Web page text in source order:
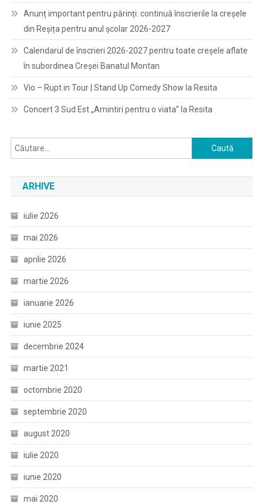
Anunț important pentru părinți: continuă înscrierile la creșele
din Reșița pentru anul școlar 2026-2027
Calendarul de înscrieri 2026-2027 pentru toate creșele aflate
în subordinea Creșei Banatul Montan
Vio – Rupt in Tour | Stand Up Comedy Show la Resita
Concert 3 Sud Est „Amintiri pentru o viata” la Resita
Caută
după:
ARHIVE
iulie 2026
mai 2026
aprilie 2026
martie 2026
ianuarie 2026
iunie 2025
decembrie 2024
martie 2021
octombrie 2020
septembrie 2020
august 2020
iulie 2020
iunie 2020
mai 2020